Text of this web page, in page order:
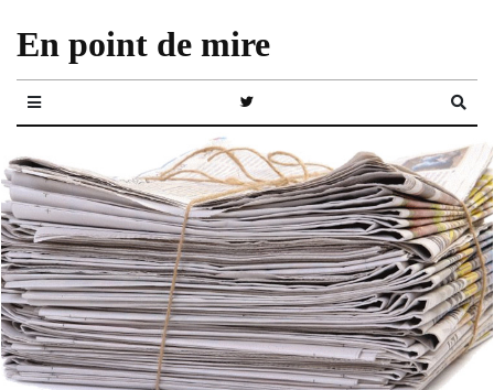
En point de mire